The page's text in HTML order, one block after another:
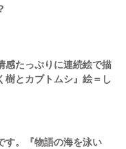
感たっぷりに連続絵で描
樹とカブトムシ』絵＝し
す。『物語の海を泳い